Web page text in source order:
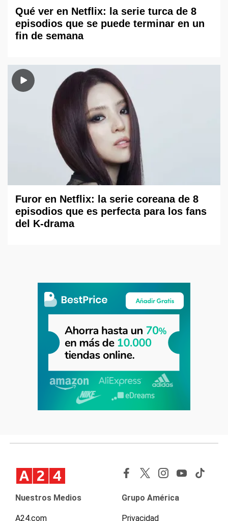
Qué ver en Netflix: la serie turca de 8
episodios que se puede terminar en un
fin de semana
Furor en Netflix: la serie coreana de 8
episodios que es perfecta para los fans
del K-drama
Nuestros Medios
A24.com
Grupo América
Privacidad